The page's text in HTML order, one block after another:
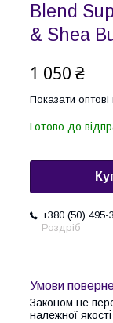
Blend
& Shea
1 050 ₴
Показати оптові
Готово до
+380 (50) 495-
Роздріб
Законом не
належної якості